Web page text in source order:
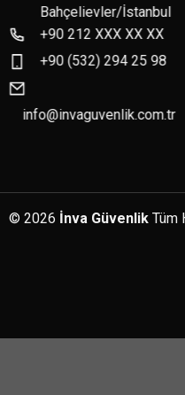
Bahçelievler/İstanbul
+90 212 XXX XX XX
+90 (532) 294 25 98
info@invaguvenlik.com.tr
© 2026 İnva GüvenlikTüm